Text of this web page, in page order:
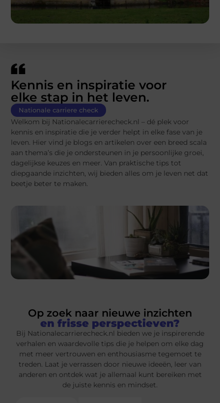
Kennis en inspiratie voor
elke stap in het leven.
Nationale carriere check
Welkom bij Nationalecarrierecheck.nl – dé plek voor
kennis en inspiratie die je verder helpt in elke fase van je
leven. Hier vind je blogs en artikelen over een breed scala
aan thema’s die je ondersteunen in je persoonlijke groei,
dagelijkse keuzes en meer. Van praktische tips tot
diepgaande inzichten, wij bieden alles om je leven net dat
beetje beter te maken.
Op zoek naar nieuwe inzichten
en frisse perspectieven?
Bij Nationalecarrierecheck.nl bieden we je inspirerende
verhalen en waardevolle tips die je helpen om elke dag
met meer vertrouwen en enthousiasme tegemoet te
treden. Laat je verrassen door nieuwe ideeën, leer van
anderen en ontdek wat je allemaal kunt bereiken met
de juiste kennis en mindset.